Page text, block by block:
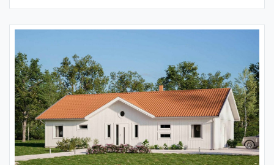
en egen passage ligger de två barn- och ungdomssovrummen